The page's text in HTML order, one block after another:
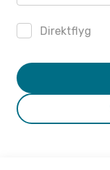
Direktflyg